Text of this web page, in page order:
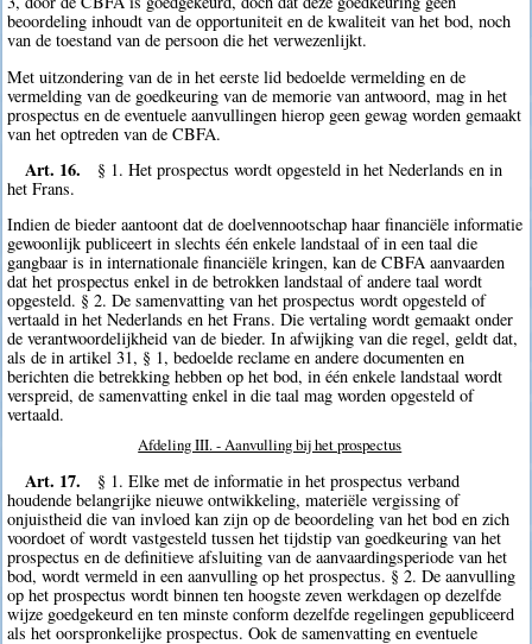
beoordeling inhoudt van de opportuniteit en de kwaliteit van het bod, noch
van de toestand van de persoon die het verwezenlijkt.
Met uitzondering van de in het eerste lid bedoelde vermelding en de
vermelding van de goedkeuring van de memorie van antwoord, mag in het
prospectus en de eventuele aanvullingen hierop geen gewag worden gemaakt
van het optreden van de CBFA.
Art. 16.
§ 1. Het prospectus wordt opgesteld in het Nederlands en in
het Frans.
Indien de bieder aantoont dat de doelvennootschap haar financiële informatie
gewoonlijk publiceert in slechts één enkele landstaal of in een taal die
gangbaar is in internationale financiële kringen, kan de CBFA aanvaarden
dat het prospectus enkel in de betrokken landstaal of andere taal wordt
opgesteld. § 2. De samenvatting van het prospectus wordt opgesteld of
vertaald in het Nederlands en het Frans. Die vertaling wordt gemaakt onder
de verantwoordelijkheid van de bieder. In afwijking van die regel, geldt dat,
als de in artikel 31, § 1, bedoelde reclame en andere documenten en
berichten die betrekking hebben op het bod, in één enkele landstaal wordt
verspreid, de samenvatting enkel in die taal mag worden opgesteld of
vertaald.
Afdeling III. - Aanvulling bij het prospectus
Art. 17.
§ 1. Elke met de informatie in het prospectus verband
houdende belangrijke nieuwe ontwikkeling, materiële vergissing of
onjuistheid die van invloed kan zijn op de beoordeling van het bod en zich
voordoet of wordt vastgesteld tussen het tijdstip van goedkeuring van het
prospectus en de definitieve afsluiting van de aanvaardingsperiode van het
bod, wordt vermeld in een aanvulling op het prospectus. § 2. De aanvulling
op het prospectus wordt binnen ten hoogste zeven werkdagen op dezelfde
wijze goedgekeurd en ten minste conform dezelfde regelingen gepubliceerd
als het oorspronkelijke prospectus. Ook de samenvatting en eventuele